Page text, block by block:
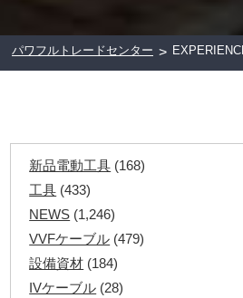
パワフルトレードセンター >
新品電動工具 (168)
工具 (433)
NEWS (1,246)
VVFケーブル (479)
設備資材 (184)
IVケーブル (28)